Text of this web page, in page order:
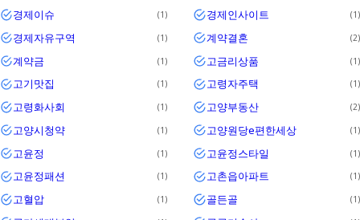
경제이슈 1 경제인사이트 1
경제자유구역 1 계약결혼 2
계약금 1 고금리상품 1
고기맛집 1 고령자주택 1
고령화사회 1 고양부동산 2
고양시청약 1 고양원당e편한세상 1
고윤정 1 고윤정스타일 1
고윤정패션 1 고촌읍아파트 1
고혈압 1 골든골 1